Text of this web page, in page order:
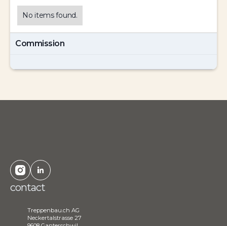
No items found.
Commission
contact
Treppenbau.ch AG
Neckertalstrasse 27